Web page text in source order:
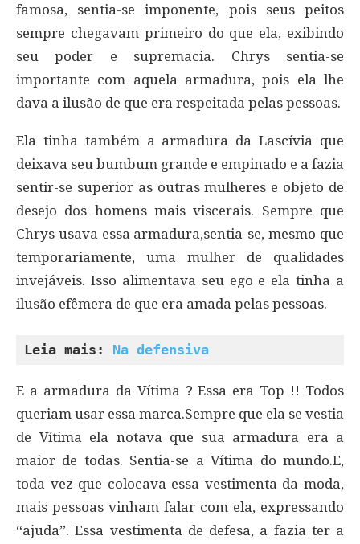
famosa, sentia-se imponente, pois seus peitos
sempre chegavam primeiro do que ela, exibindo
seu poder e supremacia. Chrys sentia-se
importante com aquela armadura, pois ela lhe
dava a ilusão de que era respeitada pelas pessoas.
Ela tinha também a armadura da Lascívia que
deixava seu bumbum grande e empinado e a fazia
sentir-se superior as outras mulheres e objeto de
desejo dos homens mais viscerais. Sempre que
Chrys usava essa armadura,sentia-se, mesmo que
temporariamente, uma mulher de qualidades
invejáveis. Isso alimentava seu ego e ela tinha a
ilusão efêmera de que era amada pelas pessoas.
Leia mais: Na defensiva
E a armadura da Vítima ? Essa era Top !! Todos
queriam usar essa marca.Sempre que ela se vestia
de Vítima ela notava que sua armadura era a
maior de todas. Sentia-se a Vítima do mundo.E,
toda vez que colocava essa vestimenta da moda,
mais pessoas vinham falar com ela, expressando
“ajuda”. Essa vestimenta de defesa, a fazia ter a